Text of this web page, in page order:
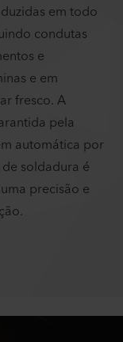
em todo
condutas
e
e em
fresco. A
pela
automática por
soldadura é
precisão e